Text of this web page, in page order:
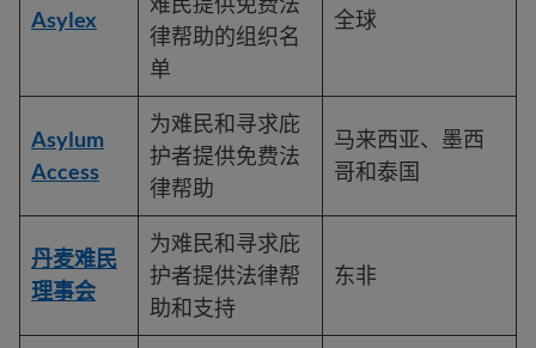
Asylex
律帮助的组织名
单
全球
Asylum
Access
为难民和寻求庇
护者提供免费法
律帮助
马来西亚、墨西
哥和泰国
丹麦难民
理事会
为难民和寻求庇
护者提供法律帮
助和支持
东非